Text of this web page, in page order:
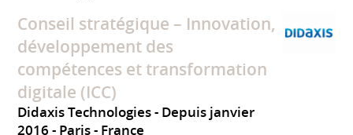
Conseil stratégique – Innovation,
développement des
compétences et transformation
digitale (ICC)
Didaxis Technologies
Depuis janvier
2016 Paris France